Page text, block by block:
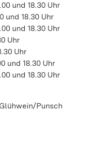
und 18.30 Uhr
und 18.30 Uhr
und 18.30 Uhr
Uhr
18.30 Uhr
und 18.30 Uhr
und 18.30 Uhr
Punsch